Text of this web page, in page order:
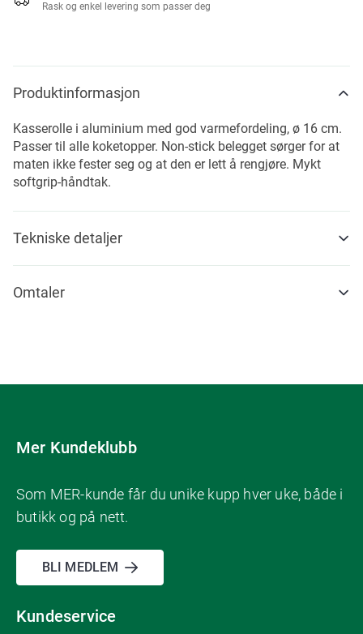
Rask og enkel levering som passer deg
Produktinformasjon
Kasserolle i aluminium med god varmefordeling, ø 16 cm.
Passer til alle koketopper. Non-stick belegget sørger for at
maten ikke fester seg og at den er lett å rengjøre. Mykt
softgrip-håndtak.
Tekniske detaljer
Omtaler
Mer Kundeklubb
Som MER-kunde får du unike kupp hver uke, både i
butikk og på nett.
BLI MEDLEM
Kundeservice